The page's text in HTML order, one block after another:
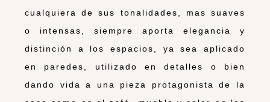
cualquiera de sus tonalidades, mas suaves
o intensas, siempre aporta elegancia y
distinción a los espacios, ya sea aplicado
en paredes, utilizado en detalles o bien
dando vida a una pieza protagonista de la